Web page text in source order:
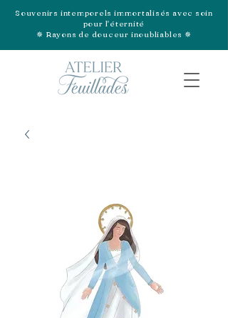
Souvenirs intemporels immortalisés avec soin
pour l'éternité
✵ Rayons de douceur inoubliables ✵